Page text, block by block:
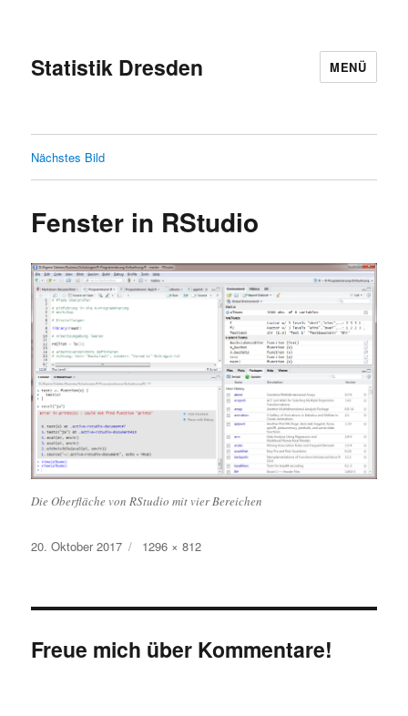
Statistik Dresden MENÜ
Nächstes Bild
Fenster in RStudio
Die Oberfläche von RStudio mit vier Bereichen
Veröffentlicht
20. Oktober 2017 Originalgröße
1296 × 812
Freue mich über Kommentare!